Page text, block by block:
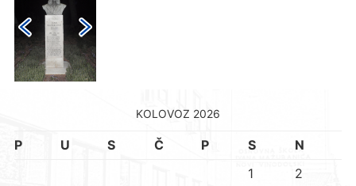
KOLOVOZ 2026
P U S Č P S
N
1
2